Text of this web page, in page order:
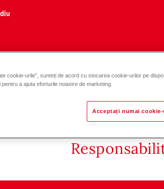
cookie-urile”, sunteți de acord cu stocarea cookie-urilor pe
a ajuta eforturile noastre de marketing.
Acceptați numai